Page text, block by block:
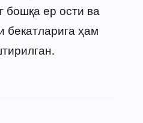
бошқа ер ости ва
бекатларига ҳам